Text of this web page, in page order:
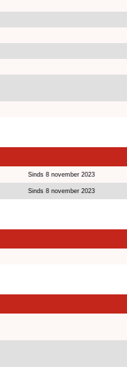
Sinds 8 november 2023
Sinds 8 november 2023